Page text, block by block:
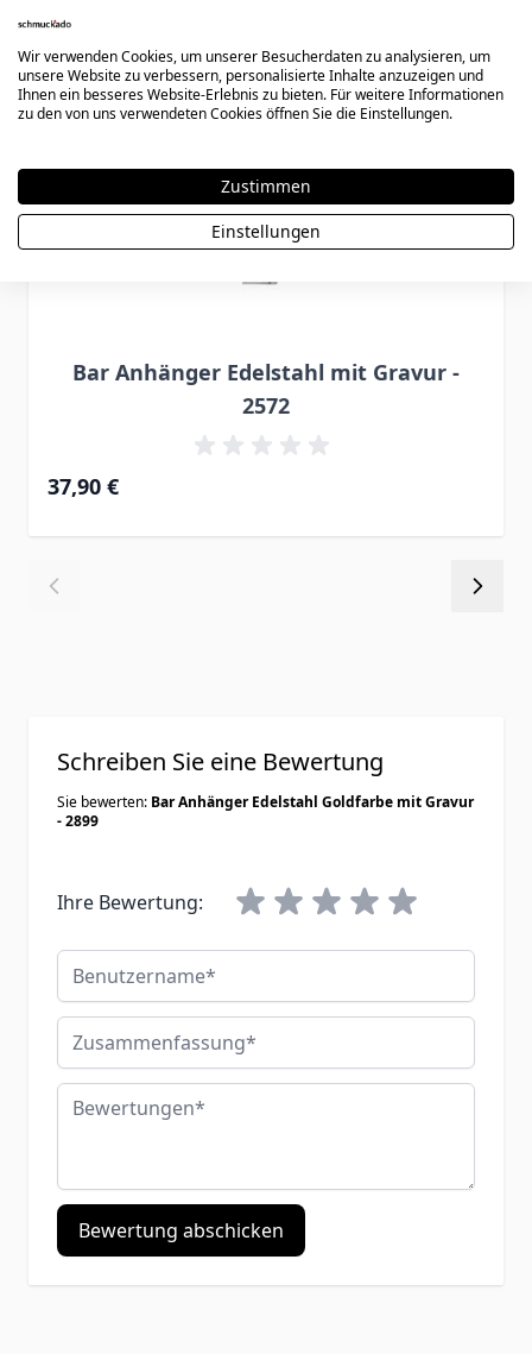
Bar Anhänger Edelstahl mit Gravur -
2572
37,90 €
Schreiben Sie eine Bewertung
Sie bewerten: Bar Anhänger Edelstahl Goldfarbe mit Gravur
- 2899
Ihre Bewertung:
Benutzername
Zusammenfassung
Bewertungen
Bewertung abschicken
Wir verwenden Cookies, um unserer Besucherdaten zu analysieren, um
unsere Website zu verbessern, personalisierte Inhalte anzuzeigen und
Ihnen ein besseres Website-Erlebnis zu bieten. Für weitere Informationen
zu den von uns verwendeten Cookies öffnen Sie die Einstellungen.
Zustimmen
Einstellungen